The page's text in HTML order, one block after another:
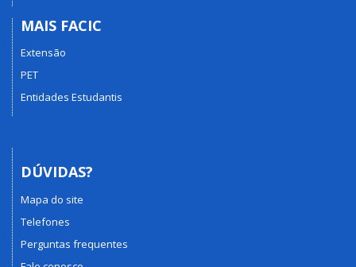
MAIS FACIC
Extensão
PET
Entidades Estudantis
DÚVIDAS?
Mapa do site
Telefones
Perguntas frequentes